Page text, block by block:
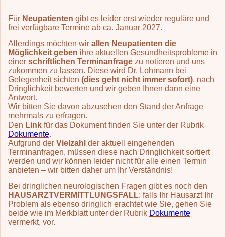
Für Neupatienten gibt es leider erst wieder reguläre und
frei verfügbare Termine ab ca. Januar 2027.
Allerdings möchten wir allen Neupatienten die
Möglichkeit geben ihre aktuellen Gesundheitsprobleme in
einer schriftlichen Terminanfrage zu notieren und uns
zukommen zu lassen. Diese wird Dr. Lohmann bei
Gelegenheit sichten (dies geht nicht immer sofort), nach
Dringlichkeit bewerten und wir geben Ihnen dann eine
Antwort.
Wir bitten Sie davon abzusehen den Stand der Anfrage
mehrmals zu erfragen.
Den Link für das Dokument finden Sie unter der Rubrik
Dokumente.
Aufgrund der Vielzahl der aktuell eingehenden
Terminanfragen, müssen diese nach Dringlichkeit sortiert
werden und wir können leider nicht für alle einen Termin
anbieten – wir bitten daher um Ihr Verständnis!
Bei dringlichen neurologischen Fragen gibt es noch den
HAUSARZTVERMITTLUNGSFALL: falls Ihr Hausarzt Ihr
Problem als ebenso dringlich erachtet wie Sie, gehen Sie
beide wie im Merkblatt unter der Rubrik Dokumente
vermerkt, vor.